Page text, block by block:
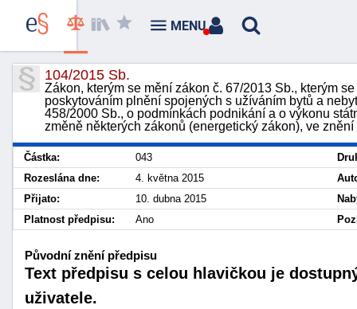
104/2015 Sb.
Zákon, kterým se mění zákon č. 67/2013 Sb., kterým
poskytováním plnění spojených s užíváním bytů a
458/2000 Sb., o podmínkách podnikání a o výkonu
změně některých zákonů (energetický zákon), ve
Částka: 043
Rozeslána dne:
4. května 2015
Přijato:
10. dubna 2015
Platnost předpisu:
Ano
Původní znění předpisu
Text předpisu s celou hlavičkou je
uživatele.
MENU